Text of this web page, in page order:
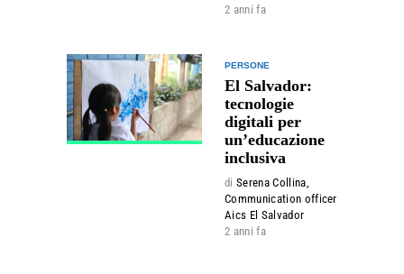
2 anni fa
PERSONE
El Salvador:
tecnologie
digitali per
un’educazione
inclusiva
di Serena Collina,
Communication officer
Aics El Salvador
2 anni fa